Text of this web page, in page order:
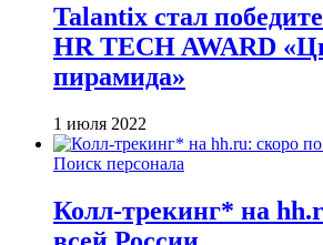
Talantix cтал
HR TECH AWARD
пирамида»
1 июля 2022
Поиск персонала
Колл-трекинг* на